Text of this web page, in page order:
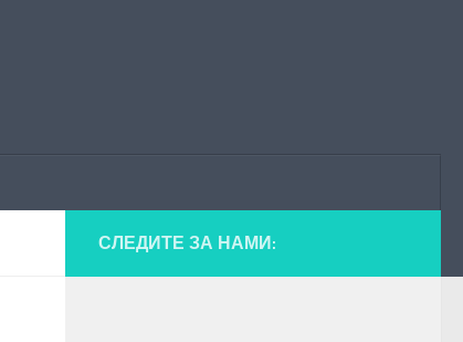
СЛЕДИТЕ ЗА НАМИ: